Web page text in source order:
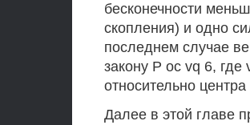
бесконечности
скопления) и одно
последнем случае
закону Р ос vq 6,
относительно
Далее в этой главе